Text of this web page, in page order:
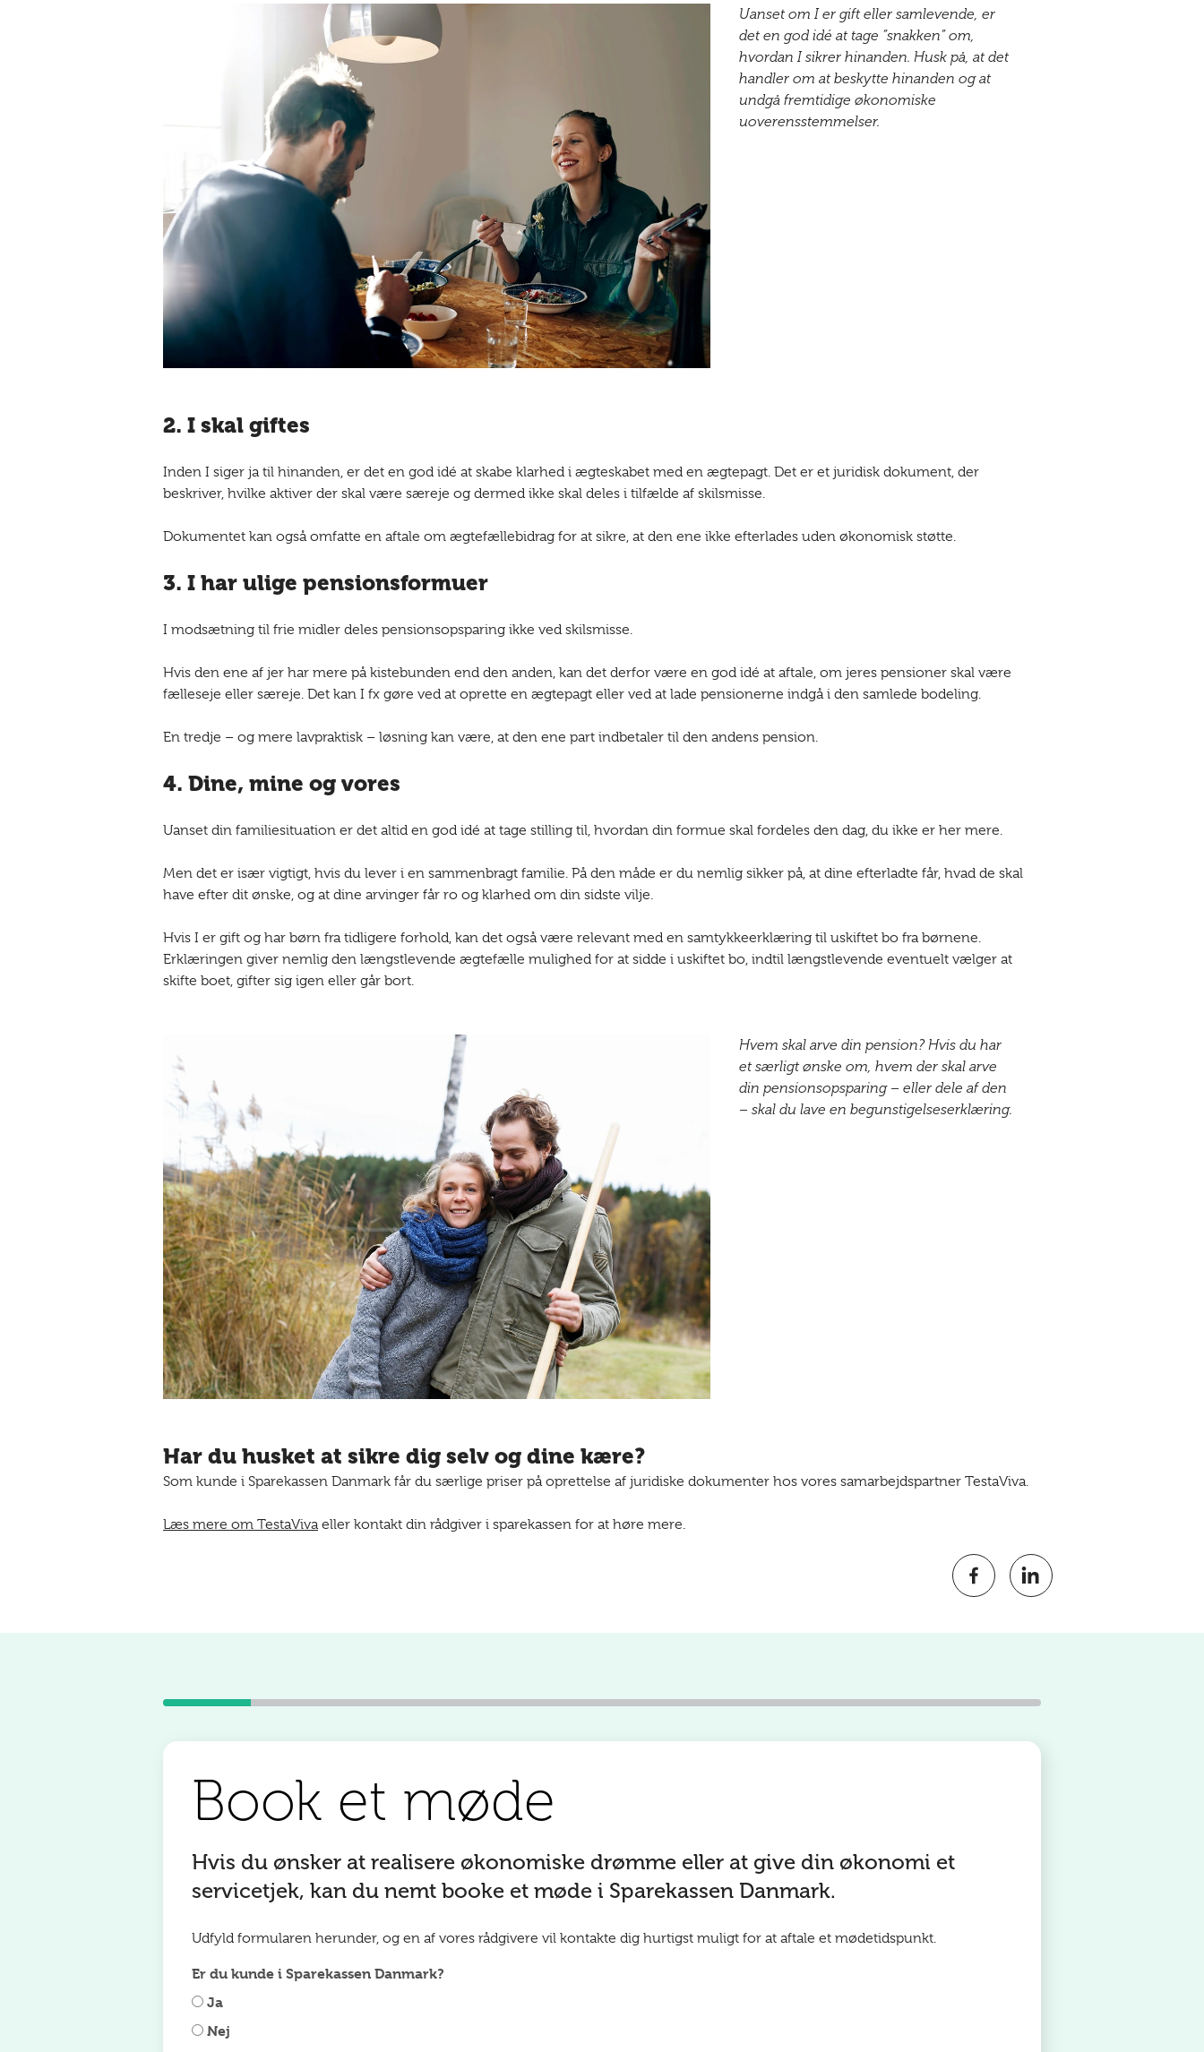
Uanset om I er gift eller samlevende, er
det en god idé at tage ”snakken” om,
hvordan I sikrer hinanden. Husk på, at det
handler om at beskytte hinanden og at
undgå fremtidige økonomiske
uoverensstemmelser.
2. I skal giftes
Inden I siger ja til hinanden, er det en god idé at skabe klarhed i ægteskabet med en ægtepagt. Det er et juridisk dokument, der
beskriver, hvilke aktiver der skal være særeje og dermed ikke skal deles i tilfælde af skilsmisse.
Dokumentet kan også omfatte en aftale om ægtefællebidrag for at sikre, at den ene ikke efterlades uden økonomisk støtte.
3. I har ulige pensionsformuer
I modsætning til frie midler deles pensionsopsparing ikke ved skilsmisse.
Hvis den ene af jer har mere på kistebunden end den anden, kan det derfor være en god idé at aftale, om jeres pensioner skal være
fælleseje eller særeje. Det kan I fx gøre ved at oprette en ægtepagt eller ved at lade pensionerne indgå i den samlede bodeling.
En tredje – og mere lavpraktisk – løsning kan være, at den ene part indbetaler til den andens pension.
4. Dine, mine og vores
Uanset din familiesituation er det altid en god idé at tage stilling til, hvordan din formue skal fordeles den dag, du ikke er her mere.
Men det er især vigtigt, hvis du lever i en sammenbragt familie. På den måde er du nemlig sikker på, at dine efterladte får, hvad de skal
have efter dit ønske, og at dine arvinger får ro og klarhed om din sidste vilje.
Hvis I er gift og har børn fra tidligere forhold, kan det også være relevant med en samtykkeerklæring til uskiftet bo fra børnene.
Erklæringen giver nemlig den længstlevende ægtefælle mulighed for at sidde i uskiftet bo, indtil længstlevende eventuelt vælger at
skifte boet, gifter sig igen eller går bort.
Hvem skal arve din pension? Hvis du har
et særligt ønske om, hvem der skal arve
din pensionsopsparing – eller dele af den
– skal du lave en begunstigelses­erklæ­ring.
Har du husket at sikre dig selv og dine kære?
Som kunde i Sparekassen Danmark får du særlige priser på oprettelse af juridiske dokumenter hos vores samarbejdspartner TestaViva.
Læs mere om TestaVivaeller kontakt din rådgiver i sparekassen for at høre mere.
Book et møde
Hvis du ønsker at realisere økonomiske drømme eller at give din økonomi et
servicetjek, kan du nemt booke et møde i Sparekassen Danmark.
Udfyld formularen herunder, og en af vores rådgivere vil kontakte dig hurtigst muligt for at aftale et mødetidspunkt.
Er du kunde i Sparekassen Danmark?
Ja
Nej